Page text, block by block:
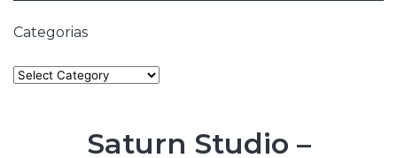
Categorias
Categories
Saturn Studio –